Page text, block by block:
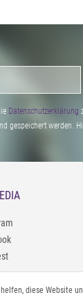
Daten­schutz­erklärung
gespeichert werden.
diese Website